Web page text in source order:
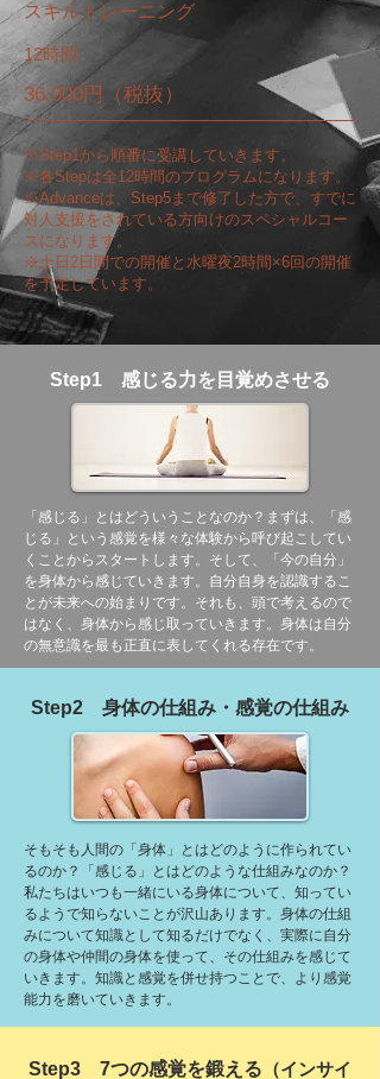
​スキルトレーニング
12時間
36,000円（税抜）
※Step1から順番に受講していきます。
※各Stepは全12時間のプログラムになります。
※Advanceは、Step5まで修了した方で、すでに
対人支援をされている方向けのスペシャルコー
スになります。
※土日2日間での開催と水曜夜2時間×6回の開催
を予定しています。
​Step1 感じる力を目覚めさせる
「感じる」とはどういうことなのか？まずは、「感
じる」という感覚を様々な体験から呼び起こしてい
くことからスタートします。そして、「今の自分」
を身体から感じていきます。自分自身を認識するこ
とが未来への始まりです。それも、頭で考えるので
はなく、身体から感じ取っていきます。身体は自分
の無意識を最も正直に表してくれる存在です。
​Step2 身体の仕組み・感覚の仕組み
そもそも人間の「身体」とはどのように作られてい
るのか？「感じる」とはどのような仕組みなのか？
私たちはいつも一緒にいる身体について、知ってい
るようで知らないことが沢山あります。身体の仕組
みについて知識として知るだけでなく、実際に自分
の身体や仲間の身体を使って、その仕組みを感じて
いきます。知識と感覚を併せ持つことで、より感覚
能力を磨いていきます。
​Step3 7つの感覚を鍛える （インサイ